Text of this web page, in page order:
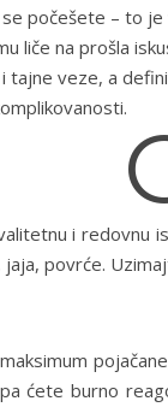
počešete – to
liče na prošla
tajne veze, a
i redovnu
povrće.
ćete burno